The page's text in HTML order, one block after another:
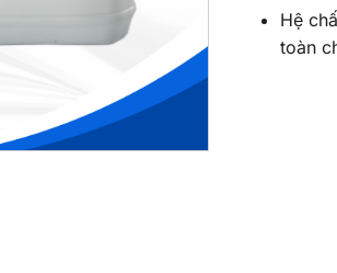
Hệ
toàn